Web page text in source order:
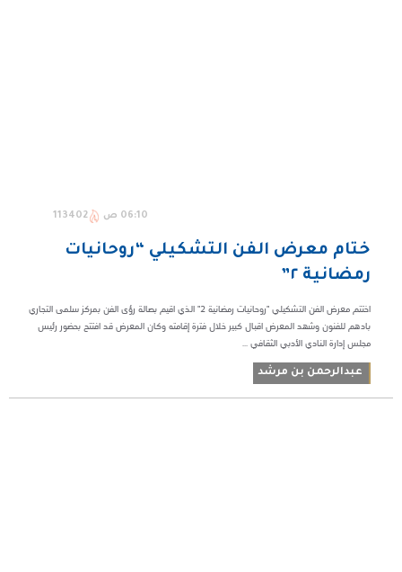
06:10 ص 113402
ختام معرض الفن التشكيلي “روحانيات
رمضانية ٢”
اختتم معرض الفن التشكيلي "روحانيات رمضانية ٢" الذي اقيم بصالة رؤى الفن بمركز سلمى التجاري
بادهم للفنون وشهد المعرض اقبال كبير خلال فترة إقامته وكان المعرض قد افتتح بحضور رئيس
مجلس إدارة النادي الأدبي الثقافي ...
عبدالرحمن بن مرشد